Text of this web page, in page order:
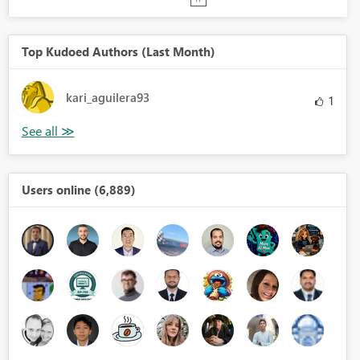
Top Kudoed Authors (Last Month)
kari_aguilera93 1
Users online (6,889)